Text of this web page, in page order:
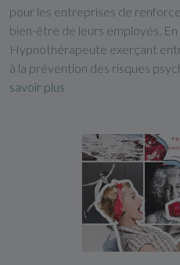
pour les entreprises de
bien-être de leurs employés.
Hypnothérapeute exerçant
à la prévention des risques
savoir plus